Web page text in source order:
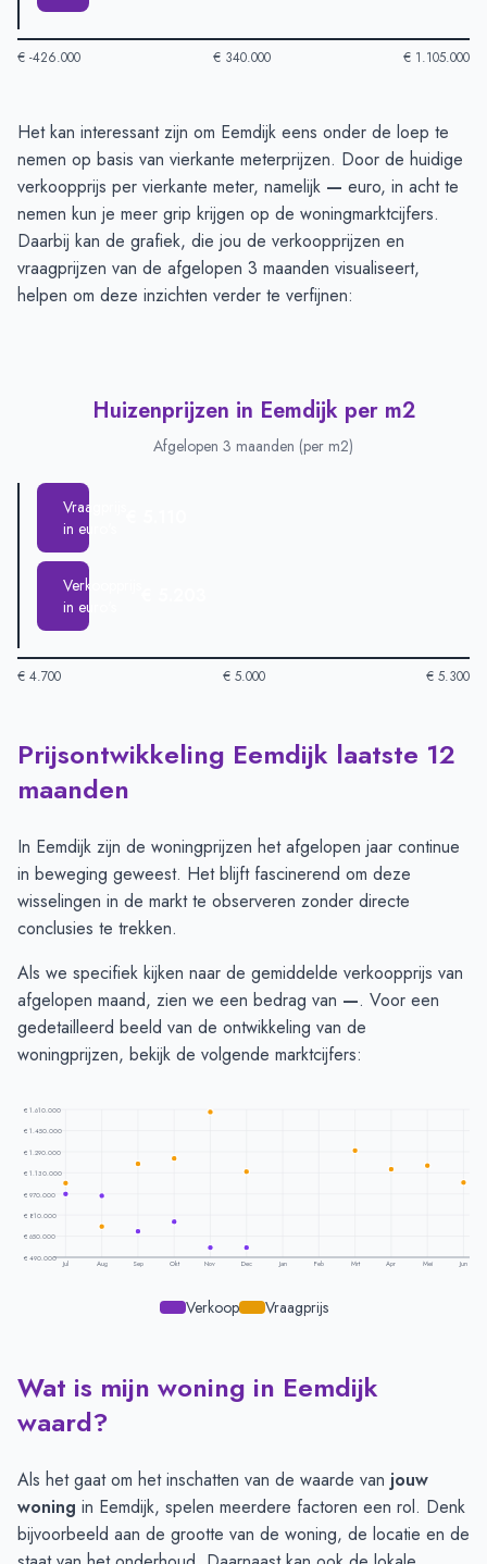
€ -426.000 € 340.000 € 1.105.000
Huizenprijzen in Eemdijk-Afgelopen 3 maanden
Type
Bedrag
Vraagprijs in euro's
€ 1.055.000
Verkoopprijs in euro's
€ 645.833
Het kan interessant zijn om Eemdijk eens onder de loep te
nemen op basis van vierkante meterprijzen. Door de huidige
verkoopprijs per vierkante meter, namelijk — euro, in acht te
nemen kun je meer grip krijgen op de woningmarktcijfers.
Daarbij kan de grafiek, die jou de verkoopprijzen en
vraagprijzen van de afgelopen 3 maanden visualiseert,
helpen om deze inzichten verder te verfijnen:
Huizenprijzen in Eemdijk per m2
Afgelopen 3 maanden (per m2)
Vraagprijs
in euro's
Verkoopprijs
in euro's
€ 4.700 € 5.000 € 5.300
Huizenprijzen in Eemdijk per m2-Afgelopen 3 maanden (per
Type
Vraagprijs in euro's
Verkoopprijs in euro's
Prijsontwikkeling Eemdijk laatste 12
maanden
In Eemdijk zijn de woningprijzen het afgelopen jaar continue
in beweging geweest. Het blijft fascinerend om deze
wisselingen in de markt te observeren zonder directe
conclusies te trekken.
Als we specifiek kijken naar de gemiddelde verkoopprijs van
afgelopen maand, zien we een bedrag van —. Voor een
gedetailleerd beeld van de ontwikkeling van de
woningprijzen, bekijk de volgende marktcijfers:
€ 1.610.000
€ 1.450.000
€ 1.290.000
€ 1.130.000
€ 970.000
€ 810.000
€ 650.000
€ 490.000
Jul Aug Sep Okt Nov Dec Jan Feb Mrt Apr Mei Jun
Verkoop Vraagprijs
Prijsontwikkeling per maand -Eemdijk
Vraagprijs
Verkoopprijs
Juli
€ 1.052.666
Augustus
€ 722.000
September€ 1.197.000 € 686.250
Oktober
€ 1.238.800
€ 757.500
November
€ 1.589.666 € 565.000
Wat is mijn woning in Eemdijk
waard?
Als het gaat om het inschatten van de waarde van jouw
woning in Eemdijk, spelen meerdere factoren een rol. Denk
bijvoorbeeld aan de grootte van de woning, de locatie en de